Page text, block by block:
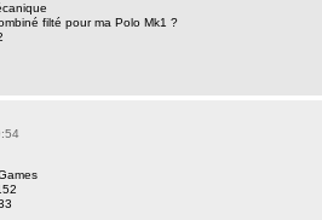
filté pour ma Polo Mk1 ?